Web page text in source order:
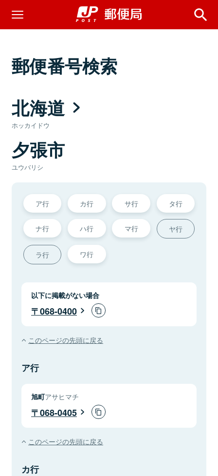
郵便番号検索
北海道
ホッカイドウ
夕張市
ユウバリシ
ア行 カ行 サ行 タ行
ナ行 ハ行 マ行 ヤ行
ラ行 ワ行
以下に掲載がない場合
068-0400
このページの先頭に戻る
ア行
旭町アサヒマチ
068-0405
このページの先頭に戻る
カ行